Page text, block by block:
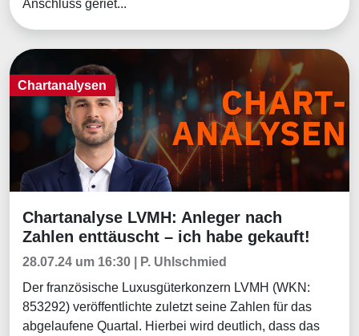
Anschluss geriet...
Chartanalysen
Chartanalysen
Chartanalyse LVMH: Anleger nach
Zahlen enttäuscht – ich habe gekauft!
28.07.24 um 16:30 | P. Uhlschmied
Der französische Luxusgüterkonzern LVMH (WKN:
853292) veröffentlichte zuletzt seine Zahlen für das
abgelaufene Quartal. Hierbei wird deutlich, dass das